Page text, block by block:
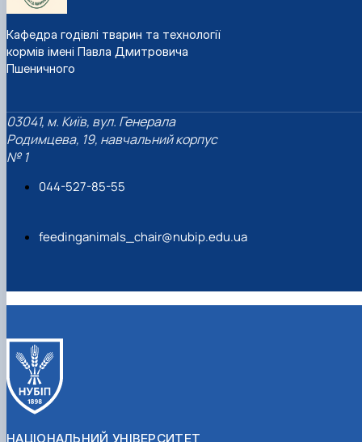
Кафедра годівлі тварин та технології
кормів імені Павла Дмитровича
Пшеничного
03041, м. Київ, вул. Генерала
Родимцева, 19, навчальний корпус
№ 1
044-527-85-55
feedinganimals_chair@nubip.edu.ua
НАЦІОНАЛЬНИЙ УНІВЕРСИТЕТ